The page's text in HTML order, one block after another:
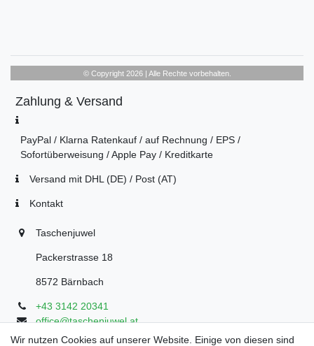
© Copyright 2026 | Alle Rechte vorbehalten.
Zahlung & Versand
PayPal / Klarna Ratenkauf / auf Rechnung / EPS /
Sofortüberweisung / Apple Pay / Kreditkarte
Versand mit DHL (DE) / Post (AT)
Kontakt
Taschenjuwel
Packerstrasse 18
8572 Bärnbach
+43 3142 20341
office@taschenjuwel.at
Montag - Freitag: 08:30 - 18:00
Wir nutzen Cookies auf unserer Website. Einige von diesen sind